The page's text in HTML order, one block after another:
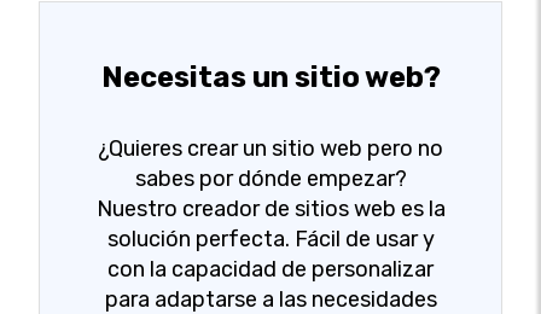
Necesitas un sitio web?
¿Quieres crear un sitio web pero no
sabes por dónde empezar?
Nuestro creador de sitios web es la
solución perfecta. Fácil de usar y
con la capacidad de personalizar
para adaptarse a las necesidades